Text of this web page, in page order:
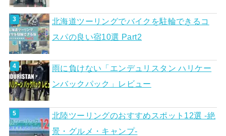
北海道ツーリングでバイクを駐輪できるコ
スパの良い宿10選 Part2
雨に負けない「エンデュリスタン ハリケー
ンバックパック」レビュー
北陸ツーリングのおすすめスポット12選 -絶
景・グルメ・キャンプ-